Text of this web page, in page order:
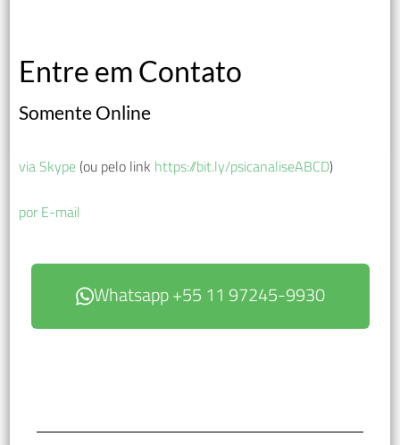
Entre em Contato
Somente Online
via Skype (ou pelo link https://bit.ly/psicanaliseABCD)
por E-mail
Whatsapp +55 11 97245-9930